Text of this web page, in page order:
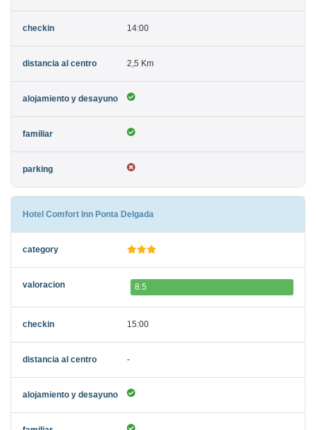
14:00
2,5 Km
Hotel Comfort Inn Ponta Delgada
8.5
15:00
-